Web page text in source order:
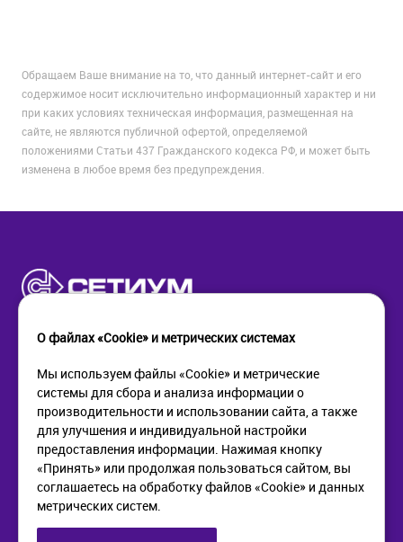
Обращаем Ваше внимание на то, что данный интернет-сайт и его
содержимое носит исключительно информационный характер и ни
при каких условиях техническая информация, размещенная на
сайте, не являются публичной офертой, определяемой
положениями Статьи 437 Гражданского кодекса РФ, и может быть
изменена в любое время без предупреждения.
КОМПАНИЯ
О компании
Новости
Контакты
ПОМОЩЬ
Как купить
Доставка
Возврат
ИНФОРМАЦИЯ
web@setium.ru
О файлах «Cookie» и метрических системах
Мы используем файлы «Cookie» и метрические
системы для сбора и анализа информации о
производительности и использовании сайта, а также
для улучшения и индивидуальной настройки
предоставления информации. Нажимая кнопку
«Принять» или продолжая пользоваться сайтом, вы
соглашаетесь на обработку файлов «Cookie» и данных
метрических систем.